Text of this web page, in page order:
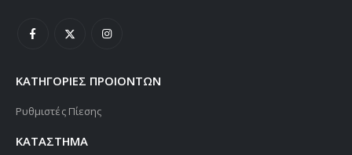
ΚΑΤΗΓΟΡΙΕΣ ΠΡΟΙΟΝΤΩΝ
Ρυθμιστές Πίεσης
ΚΑΤΑΣΤΗΜΑ